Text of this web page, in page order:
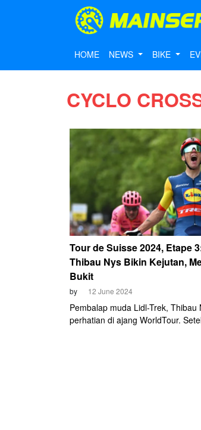
HOME NEWS BIKE
CYCLO
Tour de Suisse 2024, Etape
Thibau Nys Bikin Kejutan,
Bukit
by 12 June 2024
Pembalap muda Lidl-Trek,
perhatian di ajang WorldTour.